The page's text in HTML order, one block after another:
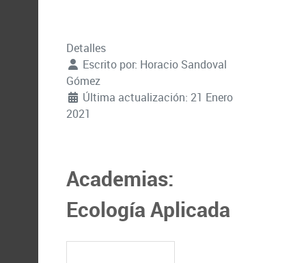
Detalles
Escrito por: Horacio Sandoval
Gómez
Última actualización: 21 Enero
2021
Academias:
Ecología Aplicada